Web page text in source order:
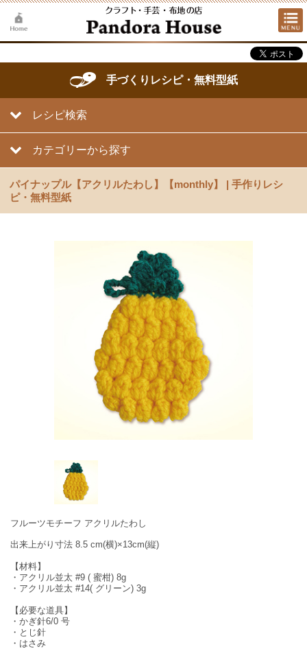
手づくりレシピ・無料型紙
レシピ検索
カテゴリーから探す
パイナップル【アクリルたわし】【monthly】 | 手作りレシ
ピ・無料型紙
フルーツモチーフ アクリルたわし
出来上がり寸法 8.5 cm(横)×13cm(縦)
【材料】
・アクリル並太 #9 ( 蜜柑) 8g
・アクリル並太 #14( グリーン) 3g
【必要な道具】
・かぎ針6/0 号
・とじ針
・はさみ